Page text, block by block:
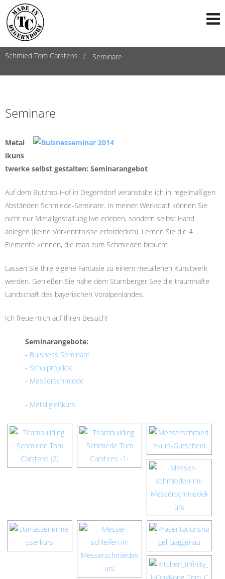
Schmied Tom Carstens Seminare
Seminare
Metal
lkuns
twerke selbst gestalten: Seminarangebot
Auf dem Butzmo-Hof in Degerndorf veranstalte ich in regelmäßigen
Abständen Schmiede-Seminare. In meiner Werkstatt können Sie
nicht nur Metallgestaltung live erleben, sondern selbst Hand
anlegen (keine Vorkenntnisse erforderlich). Lernen Sie die 4
Elemente kennen, die man zum Schmieden braucht.
Lassen Sie Ihre eigene Fantasie zu einem metallenen Kunstwerk
werden. Genießen Sie nahe dem Starnberger See die traumhafte
Landschaft des bayerischen Voralpenlandes.
Ich freue mich auf Ihren Besuch!
Seminarangebote:
- Buisness Seminare
- Schulprojekte
- Messerschmiede
- Metallgießkurs